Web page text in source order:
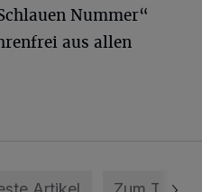
Nummer“
aus allen